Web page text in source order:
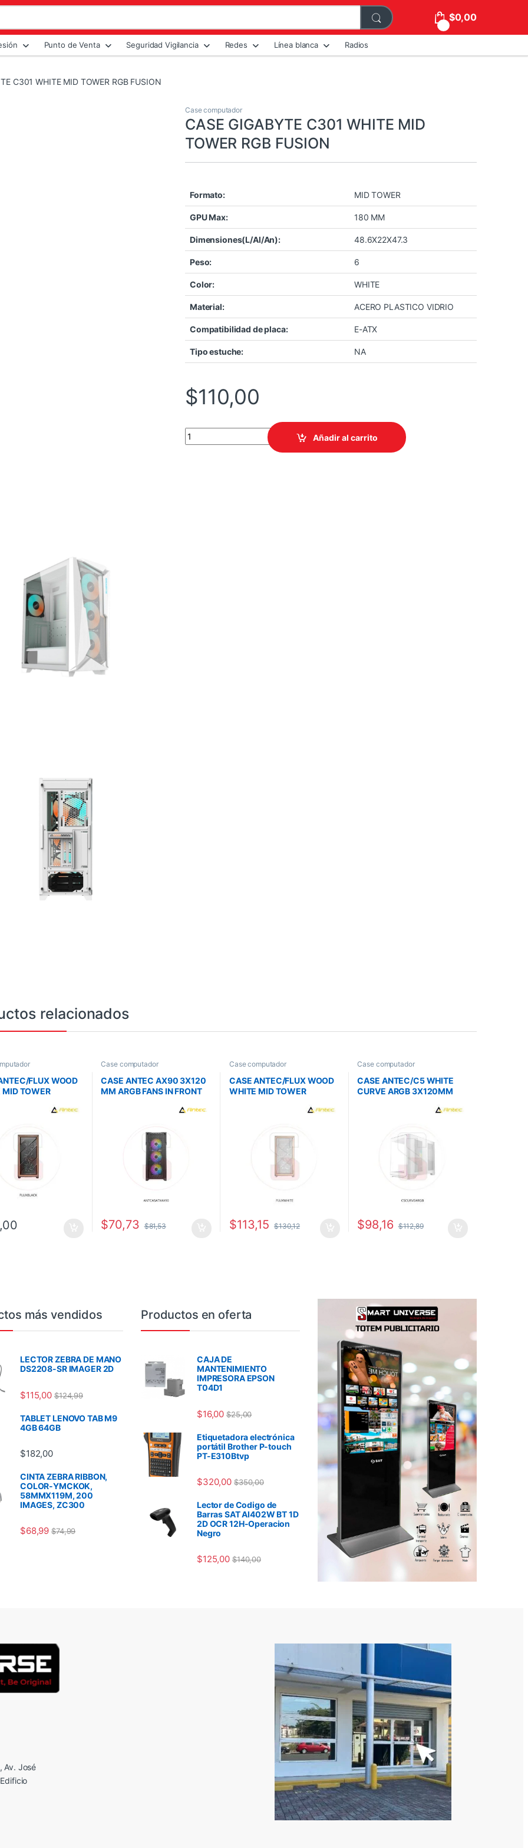
$0,00
Punto de Venta Seguridad Vigilancia Redes Línea blanca Radios
C301 WHITE MID TOWER RGB FUSION
Case computador
CASE GIGABYTE C301 WHITE MID
TOWER RGB FUSION
Formato: MID TOWER
GPU Max: 180 MM
Dimensiones(L/Al/An): 48.6X22X47.3
Peso: 6
Color: WHITE
Material: ACERO PLASTICO VIDRIO
Compatibilidad de placa: E-ATX
Tipo estuche: NA
$110,00
CASE GIGABYTE C301 WHITE MID TOWER RGB FUSION quantity
Añadir al carrito
relacionados
FLUX WOOD
MID TOWER
REVERSE FAN
Case computador
CASE ANTEC AX90 3X120
MM ARGB FANS IN FRONT
$70,73 $81,53
Case computador
CASE ANTEC/FLUX WOOD
WHITE MID TOWER
1X120MM REVERSE FAN
$113,15 $130,12
Case computador
CASE ANTEC/C5 WHITE
CURVE ARGB 3X120MM
$98,16 $112,89
más vendidos
LECTOR ZEBRA DE MANO
DS2208-SR IMAGER 2D
$115,00 $124,99
TABLET LENOVO TAB M9
4GB 64GB
$182,00
CINTA ZEBRA RIBBON,
COLOR-YMCKOK,
58MMX119M, 200
IMAGES, ZC300
$68,99 $74,99
Productos en oferta
CAJA DE
MANTENIMIENTO
IMPRESORA EPSON
T04D1
$16,00 $25,00
Etiquetadora electrónica
portátil Brother P-touch
PT-E310Btvp
$320,00 $350,00
Lector de Codigo de
Barras SAT AI402W BT 1D
2D OCR 12H-Operacion
Negro
$125,00 $140,00
Av. José